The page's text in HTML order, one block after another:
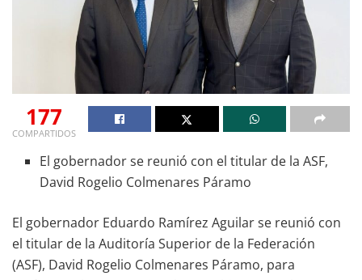
177
COMPARTIDOS
El gobernador se reunió con el titular de la ASF,
David Rogelio Colmenares Páramo
El gobernador Eduardo Ramírez Aguilar se reunió con
el titular de la Auditoría Superior de la Federación
(ASF), David Rogelio Colmenares Páramo, para